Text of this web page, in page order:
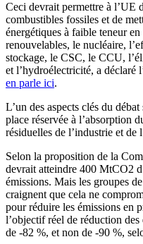
Ceci devrait permettre à l’UE
combustibles fossiles et de
énergétiques à faible teneur
renouvelables, le nucléaire,
stockage, le CSC, le CCU,
et l’hydroélectricité, a déclaré
en parle ici.
L’un des aspects clés du
place réservée à l’absorption
résiduelles de l’industrie et de
Selon la proposition de la
devrait atteindre 400 MtCO2
émissions. Mais les groupes
craignent que cela ne
pour réduire les émissions en
l’objectif réel de réduction
de -82 %, et non de -90 %,